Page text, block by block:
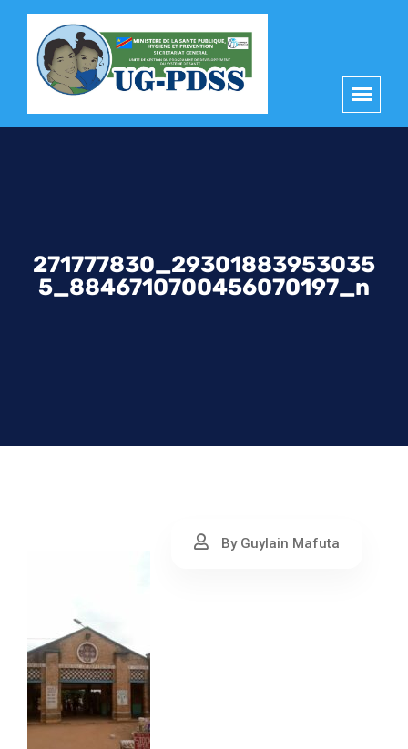
271777830_29301883953035
5_8846710700456070197_n
By Guylain Mafuta